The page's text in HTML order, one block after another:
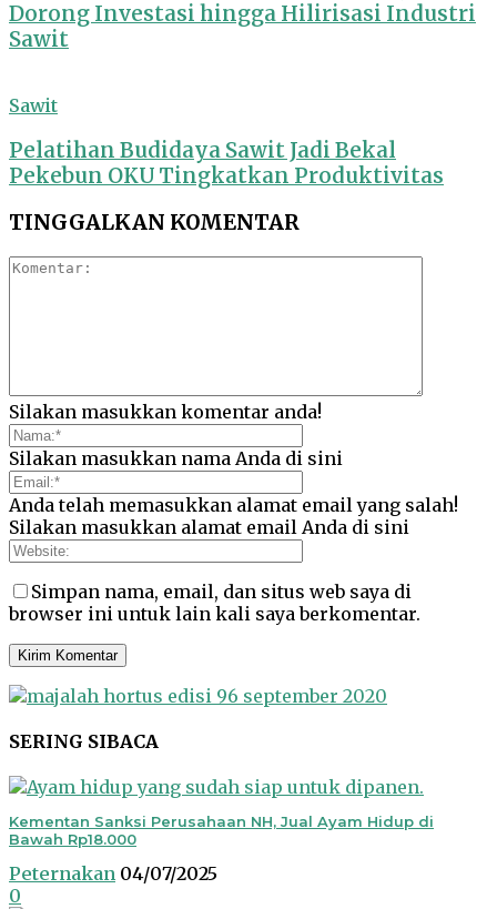
Dorong Investasi hingga Hilirisasi Industri
Sawit
Sawit
Pelatihan Budidaya Sawit Jadi Bekal
Pekebun OKU Tingkatkan Produktivitas
TINGGALKAN KOMENTAR
Silakan masukkan komentar anda!
Silakan masukkan nama Anda di sini
Anda telah memasukkan alamat email yang salah!
Silakan masukkan alamat email Anda di sini
Simpan nama, email, dan situs web saya di
browser ini untuk lain kali saya berkomentar.
SERING SIBACA
Kementan Sanksi Perusahaan NH, Jual Ayam Hidup di
Bawah Rp18.000
Peternakan 04/07/2025
0